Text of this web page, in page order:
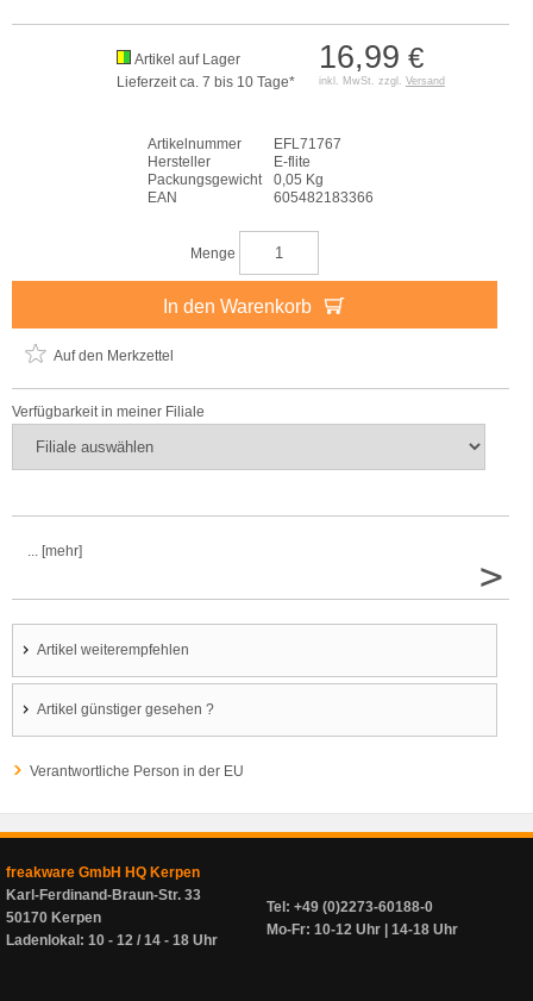
16,99 €
inkl. MwSt. zzgl. Versand
Artikel auf Lager
Lieferzeit ca. 7 bis 10 Tage*
Artikelnummer
EFL71767
Hersteller
E-flite
Packungsgewicht
0,05 Kg
EAN
605482183366
Menge
In den Warenkorb
Auf den Merkzettel
Verfügbarkeit in meiner Filiale
... [mehr]
>
Artikel weiterempfehlen
Artikel günstiger gesehen ?
Verantwortliche Person in der EU
freakware GmbH HQ Kerpen
Karl-Ferdinand-Braun-Str. 33
50170 Kerpen
Ladenlokal: 10 - 12 / 14 - 18 Uhr
Tel: +49 (0)2273-60188-0
Mo-Fr: 10-12 Uhr | 14-18 Uhr